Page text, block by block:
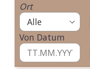
Ort
Von Datum